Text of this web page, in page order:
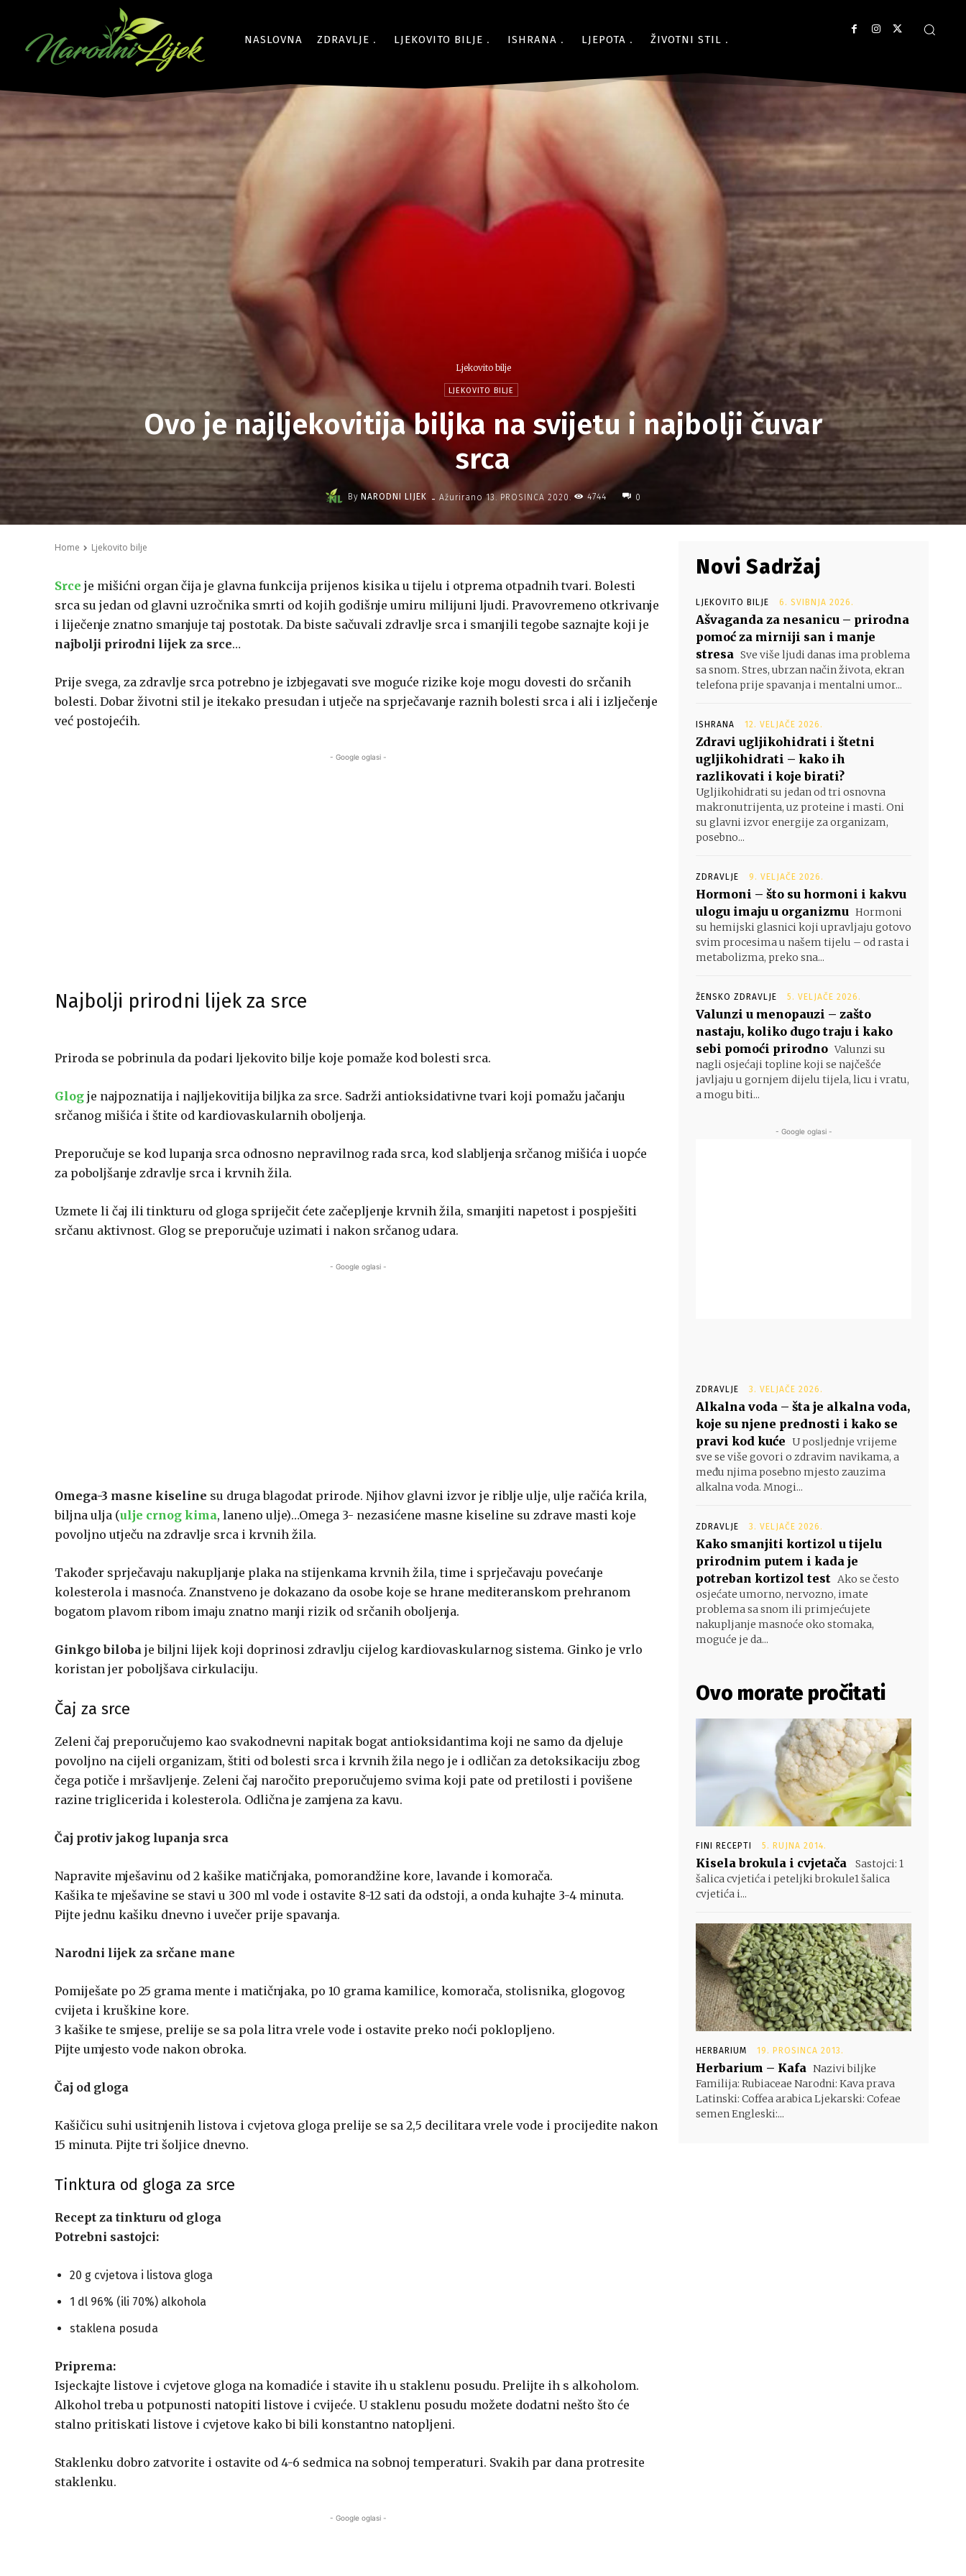
NASLOVNA ZDRAVLJE LJEKOVITO BILJE ISHRANA LJEPOTA ŽIVOTNI STIL
Ljekovito bilje
LJEKOVITO BILJE
Ovo je najljekovitija biljka na svijetu i najbolji čuvar
srca
By NARODNI LIJEK - Ažurirano 13. PROSINCA 2020. 4744 0
Home Ljekovito bilje
Srce je mišićni organ čija je glavna funkcija prijenos kisika u tijelu i otprema otpadnih tvari. Bolesti
srca su jedan od glavni uzročnika smrti od kojih godišnje umiru milijuni ljudi. Pravovremeno otkrivanje
i liječenje znatno smanjuje taj postotak. Da biste sačuvali zdravlje srca i smanjili tegobe saznajte koji je
najbolji prirodni lijek za srce…
Prije svega, za zdravlje srca potrebno je izbjegavati sve moguće rizike koje mogu dovesti do srčanih
bolesti. Dobar životni stil je itekako presudan i utječe na sprječavanje raznih bolesti srca i ali i izlječenje
već postojećih.
- Google oglasi -
Najbolji prirodni lijek za srce
Priroda se pobrinula da podari ljekovito bilje koje pomaže kod bolesti srca.
Glog je najpoznatija i najljekovitija biljka za srce. Sadrži antioksidativne tvari koji pomažu jačanju
srčanog mišića i štite od kardiovaskularnih oboljenja.
Preporučuje se kod lupanja srca odnosno nepravilnog rada srca, kod slabljenja srčanog mišića i uopće
za poboljšanje zdravlje srca i krvnih žila.
Uzmete li čaj ili tinkturu od gloga spriječit ćete začepljenje krvnih žila, smanjiti napetost i pospješiti
srčanu aktivnost. Glog se preporučuje uzimati i nakon srčanog udara.
- Google oglasi -
Omega-3 masne kiseline su druga blagodat prirode. Njihov glavni izvor je riblje ulje, ulje račića krila,
biljna ulja (ulje crnog kima, laneno ulje)…Omega 3- nezasićene masne kiseline su zdrave masti koje
povoljno utječu na zdravlje srca i krvnih žila.
Također sprječavaju nakupljanje plaka na stijenkama krvnih žila, time i sprječavaju povećanje
kolesterola i masnoća. Znanstveno je dokazano da osobe koje se hrane mediteranskom prehranom
bogatom plavom ribom imaju znatno manji rizik od srčanih oboljenja.
Ginkgo biloba je biljni lijek koji doprinosi zdravlju cijelog kardiovaskularnog sistema. Ginko je vrlo
koristan jer poboljšava cirkulaciju.
Čaj za srce
Zeleni čaj preporučujemo kao svakodnevni napitak bogat antioksidantima koji ne samo da djeluje
povoljno na cijeli organizam, štiti od bolesti srca i krvnih žila nego je i odličan za detoksikaciju zbog
čega potiče i mršavljenje. Zeleni čaj naročito preporučujemo svima koji pate od pretilosti i povišene
razine triglicerida i kolesterola. Odlična je zamjena za kavu.
Čaj protiv jakog lupanja srca
Napravite mješavinu od 2 kašike matičnjaka, pomorandžine kore, lavande i komorača.
Kašika te mješavine se stavi u 300 ml vode i ostavite 8-12 sati da odstoji, a onda kuhajte 3-4 minuta.
Pijte jednu kašiku dnevno i uvečer prije spavanja.
Narodni lijek za srčane mane
Pomiješate po 25 grama mente i matičnjaka, po 10 grama kamilice, komorača, stolisnika, glogovog
cvijeta i kruškine kore.
3 kašike te smjese, prelije se sa pola litra vrele vode i ostavite preko noći poklopljeno.
Pijte umjesto vode nakon obroka.
Čaj od gloga
Kašičicu suhi usitnjenih listova i cvjetova gloga prelije se sa 2,5 decilitara vrele vode i procijedite nakon
15 minuta. Pijte tri šoljice dnevno.
Tinktura od gloga za srce
Recept za tinkturu od gloga
Potrebni sastojci:
20 g cvjetova i listova gloga
1 dl 96% (ili 70%) alkohola
staklena posuda
Priprema:
Isjeckajte listove i cvjetove gloga na komadiće i stavite ih u staklenu posudu. Prelijte ih s alkoholom.
Alkohol treba u potpunosti natopiti listove i cvijeće. U staklenu posudu možete dodatni nešto što će
stalno pritiskati listove i cvjetove kako bi bili konstantno natopljeni.
Staklenku dobro zatvorite i ostavite od 4-6 sedmica na sobnoj temperaturi. Svakih par dana protresite
staklenku.
- Google oglasi -
Novi Sadržaj
LJEKOVITO BILJE 6. SVIBNJA 2026.
Ašvaganda za nesanicu – prirodna
pomoć za mirniji san i manje
stresa Sve više ljudi danas ima problema
sa snom. Stres, ubrzan način života, ekran
telefona prije spavanja i mentalni umor...
ISHRANA 12. VELJAČE 2026.
Zdravi ugljikohidrati i štetni
ugljikohidrati – kako ih
razlikovati i koje birati?
Ugljikohidrati su jedan od tri osnovna
makronutrijenta, uz proteine i masti. Oni
su glavni izvor energije za organizam,
posebno...
ZDRAVLJE 9. VELJAČE 2026.
Hormoni – što su hormoni i kakvu
ulogu imaju u organizmu Hormoni
su hemijski glasnici koji upravljaju gotovo
svim procesima u našem tijelu – od rasta i
metabolizma, preko sna...
ŽENSKO ZDRAVLJE 5. VELJAČE 2026.
Valunzi u menopauzi – zašto
nastaju, koliko dugo traju i kako
sebi pomoći prirodno Valunzi su
nagli osjećaji topline koji se najčešće
javljaju u gornjem dijelu tijela, licu i vratu,
a mogu biti...
- Google oglasi -
ZDRAVLJE 3. VELJAČE 2026.
Alkalna voda – šta je alkalna voda,
koje su njene prednosti i kako se
pravi kod kuće U posljednje vrijeme
sve se više govori o zdravim navikama, a
među njima posebno mjesto zauzima
alkalna voda. Mnogi...
ZDRAVLJE 3. VELJAČE 2026.
Kako smanjiti kortizol u tijelu
prirodnim putem i kada je
potreban kortizol test Ako se često
osjećate umorno, nervozno, imate
problema sa snom ili primjećujete
nakupljanje masnoće oko stomaka,
moguće je da...
Ovo morate pročitati
FINI RECEPTI 5. RUJNA 2014.
Kisela brokula i cvjetača
Sastojci: 1
šalica cvjetića i peteljki brokule1 šalica
cvjetića i...
HERBARIUM 19. PROSINCA 2013.
Herbarium – Kafa Nazivi biljke
Familija: Rubiaceae Narodni: Kava prava
Latinski: Coffea arabica Ljekarski: Cofeae
semen Engleski:...